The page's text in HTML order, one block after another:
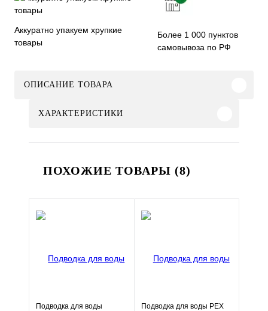
Аккуратно упакуем хрупкие
товары
Более 1 000 пунктов
самовывоза по РФ
ОПИСАНИЕ ТОВАРА
ХАРАКТЕРИСТИКИ
ПОХОЖИЕ ТОВАРЫ (8)
Подводка для воды
Подводка для воды РЕХ